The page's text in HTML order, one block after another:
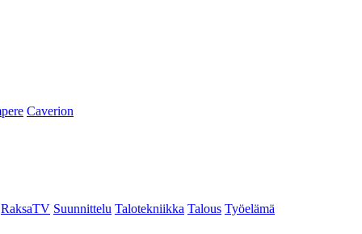
Caverion
RaksaTV Suunnittelu Talotekniikka Talous Työelämä